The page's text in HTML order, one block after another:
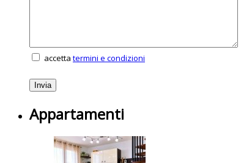
accetta termini e condizioni
Appartamenti